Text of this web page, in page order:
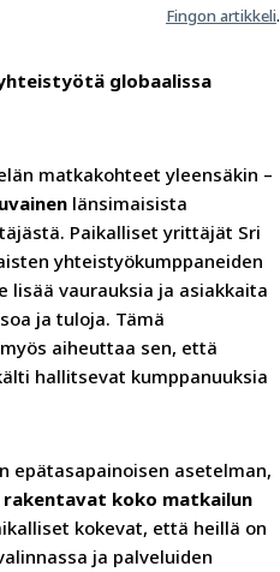
Fingon artikkeli.
globaalissa
matkakohteet yleensäkin –
länsimaisista
Paikalliset yrittäjät Sri
yhteistyökumppaneiden
lisää vaurauksia ja asiakkaita
ja tuloja. Tämä
aiheuttaa sen, että
hallitsevat kumppanuuksia
epätasapainoisen asetelman,
koko matkailun
kokevat, että heillä on
ja palveluiden